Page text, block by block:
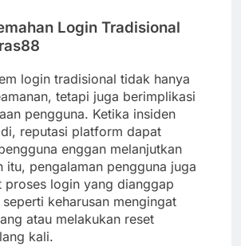
Login Tradisional
login tradisional tidak hanya
tetapi juga berimplikasi
pengguna. Ketika insiden
reputasi platform dapat
enggan melanjutkan
itu, pengalaman pengguna juga
proses login yang dianggap
keharusan mengingat
atau melakukan reset
kali.